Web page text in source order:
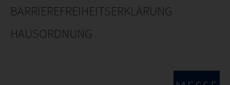
BARRIEREFREIHEITSERKLÄRUNG
HAUSORDNUNG